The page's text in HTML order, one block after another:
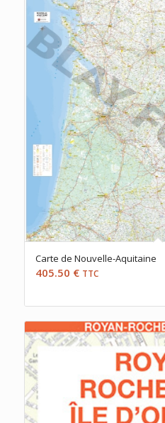
80.00 €
Carte de Nouvelle-Aquitaine
405.50 € TTC